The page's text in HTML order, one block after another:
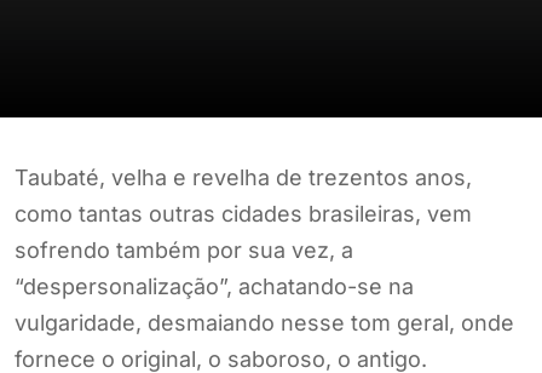
Taubaté, velha e revelha de trezentos anos,
como tantas outras cidades brasileiras, vem
sofrendo também por sua vez, a
“despersonalização”, achatando-se na
vulgaridade, desmaiando nesse tom geral, onde
fornece o original, o saboroso, o antigo.